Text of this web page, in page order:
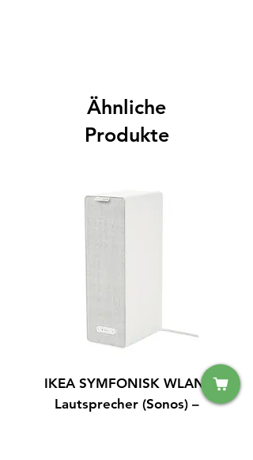
Ähnliche
Produkte
IKEA SYMFONISK WLAN-
Lautsprecher (Sonos) –